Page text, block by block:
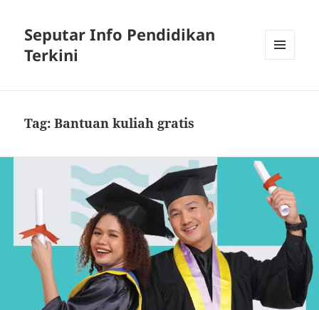
Seputar Info Pendidikan
Terkini
Tag:Bantuan kuliah gratis